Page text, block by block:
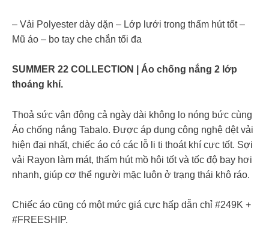
– Vải Polyester dày dặn – Lớp lưới trong thấm hút tốt –
Mũ áo – bo tay che chắn tối đa
SUMMER 22 COLLECTION | Áo chống nắng 2 lớp
thoáng khí.
Thoả sức vận động cả ngày dài không lo nóng bức cùng
Áo chống nắng Tabalo. Được áp dụng công nghệ dệt vải
hiện đại nhất, chiếc áo có các lỗ li ti thoát khí cực tốt. Sợi
vải Rayon làm mát, thấm hút mồ hôi tốt và tốc độ bay hơi
nhanh, giúp cơ thể người mặc luôn ở trạng thái khô ráo.
Chiếc áo cũng có một mức giá cực hấp dẫn chỉ #249K +
#FREESHIP.